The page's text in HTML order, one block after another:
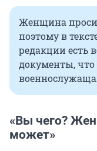
Женщина
поэтому в
редакции есть
документы,
«Вы чего?
может»